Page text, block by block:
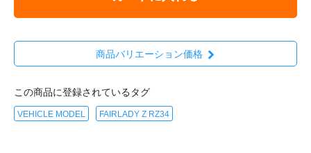
商品バリエーション価格
この商品に登録されているタグ
VEHICLE MODEL FAIRLADY Z RZ34